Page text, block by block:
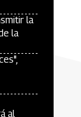
la
la
al